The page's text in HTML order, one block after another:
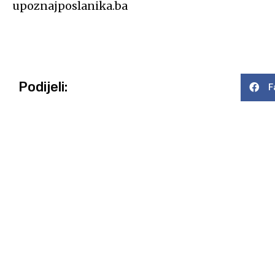
upoznajposlanika.ba
Podijeli: